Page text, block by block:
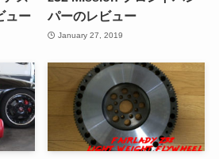
ュー
パーのレビュー
January 27, 2019